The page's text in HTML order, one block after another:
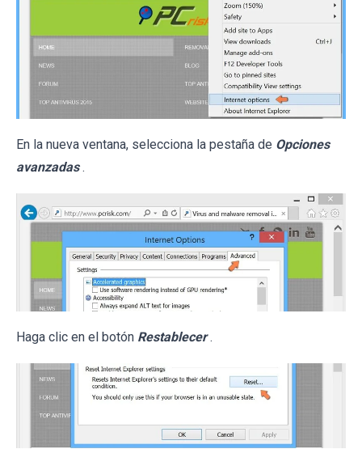
En la nueva ventana, selecciona la pestaña de Opciones
avanzadas .
Haga clic en el botón Restablecer .